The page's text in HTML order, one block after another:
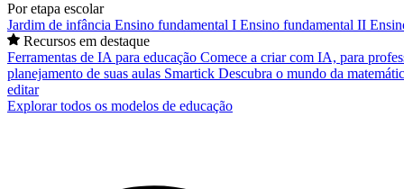
Por etapa escolar
Jardim de infância Ensino fundamental I Ensino fundamental II
Recursos em destaque
Ferramentas de IA para educação Comece a criar com IA, para
planejamento de suas aulas Smartick Descubra o mundo da
editar
Explorar todos os modelos de educação